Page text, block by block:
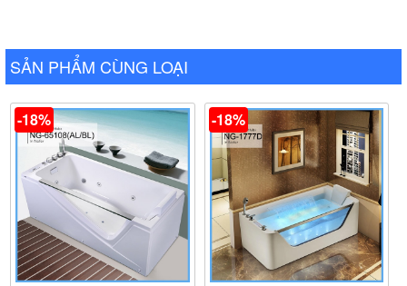
Ảnh giấy chứng nhận Nội Thất Nam Anh là đại lý cấp I
của thương hiệuFantinydo công ty Fantiny cung cấp
SẢN PHẨM CÙNG LOẠI
-18% -18%